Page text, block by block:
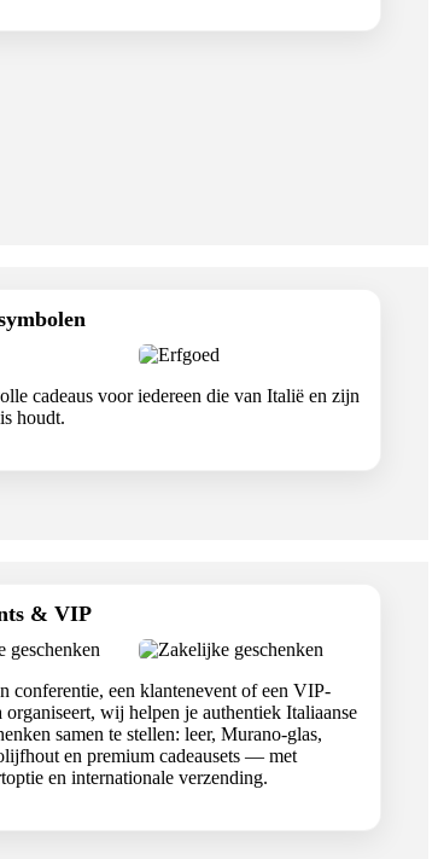
cadeaus voor iedereen die van Italië en zijn
houdt.
& VIP
conferentie, een klantenevent of een VIP-
organiseert, wij helpen je authentiek Italiaanse
samen te stellen: leer, Murano-glas,
en premium cadeausets — met
en internationale verzending.